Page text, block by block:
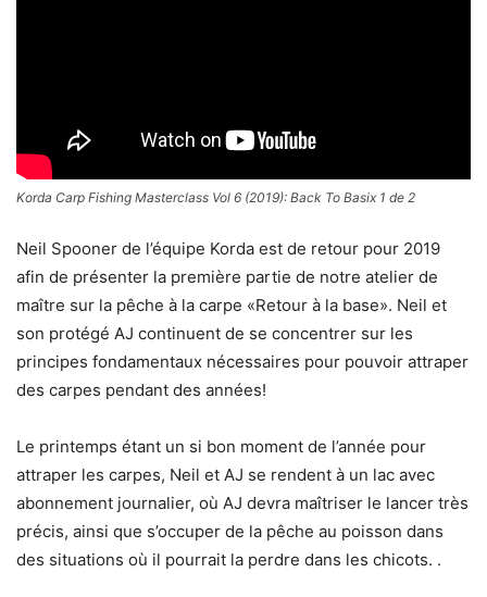
Korda Carp Fishing Masterclass Vol 6 (2019): Back To Basix 1 de 2
Neil Spooner de l’équipe Korda est de retour pour 2019
afin de présenter la première partie de notre atelier de
maître sur la pêche à la carpe «Retour à la base». Neil et
son protégé AJ continuent de se concentrer sur les
principes fondamentaux nécessaires pour pouvoir attraper
des carpes pendant des années!
Le printemps étant un si bon moment de l’année pour
attraper les carpes, Neil et AJ se rendent à un lac avec
abonnement journalier, où AJ devra maîtriser le lancer très
précis, ainsi que s’occuper de la pêche au poisson dans
des situations où il pourrait la perdre dans les chicots. .